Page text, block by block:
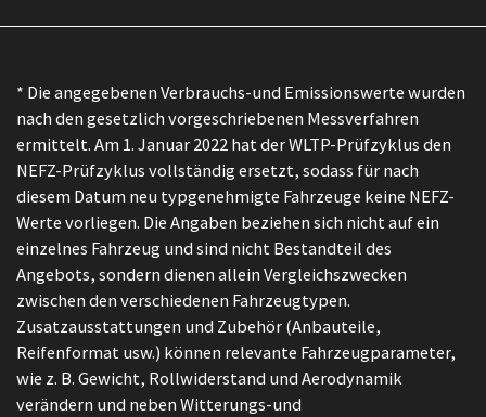
* Die angegebenen Verbrauchs-und Emissionswerte wurden
nach den gesetzlich vorgeschriebenen Messverfahren
ermittelt. Am 1. Januar 2022 hat der WLTP-Prüfzyklus den
NEFZ-Prüfzyklus vollständig ersetzt, sodass für nach
diesem Datum neu typgenehmigte Fahrzeuge keine NEFZ-
Werte vorliegen. Die Angaben beziehen sich nicht auf ein
einzelnes Fahrzeug und sind nicht Bestandteil des
Angebots, sondern dienen allein Vergleichszwecken
zwischen den verschiedenen Fahrzeugtypen.
Zusatzausstattungen und Zubehör (Anbauteile,
Reifenformat usw.) können relevante Fahrzeugparameter,
wie z. B. Gewicht, Rollwiderstand und Aerodynamik
verändern und neben Witterungs-und